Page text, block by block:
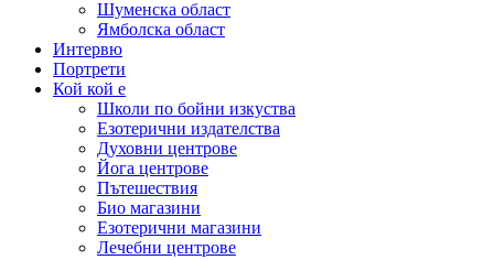
Шуменска област
Ямболска област
Интервю
Портрети
Кой кой е
Школи по бойни изкуства
Езотерични издателства
Духовни центрове
Йога центрове
Пътешествия
Био магазини
Езотерични магазини
Лечебни центрове